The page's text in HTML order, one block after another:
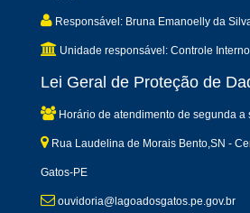
Responsável: Bruna Emanoelly da
Unidade responsável: Controle Interno
Lei Geral de Proteção de
Horário de atendimento de segunda a
Rua Laudelina de Morais Bento,SN -
Gatos-PE
ouvidoria@lagoadosgatos.pe.gov.br